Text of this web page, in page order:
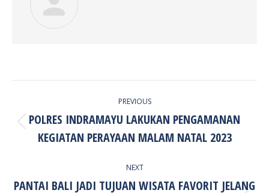
PREVIOUS
Previous
post:
POLRES INDRAMAYU LAKUKAN PENGAMANAN
KEGIATAN PERAYAAN MALAM NATAL 2023
NEXT
PANTAI BALI JADI TUJUAN WISATA FAVORIT JELANG